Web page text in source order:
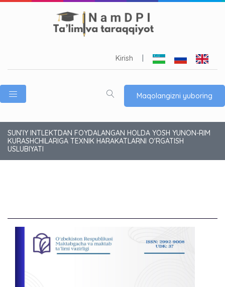
Kirish
Maqolangizni yuboring
SUN’IY INTLEKTDAN FOYDALANGAN HOLDA YOSH YUNON-RIM
KURASHCHILARIGA TEXNIK HARAKATLARNI O'RGATISH
USLUBIYATI